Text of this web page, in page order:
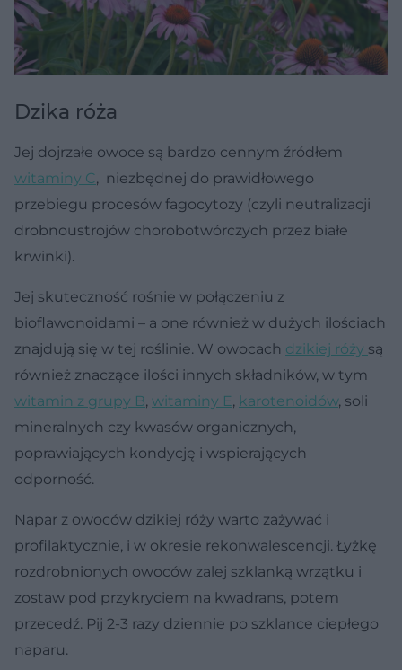
Dzika róża
Jej dojrzałe owoce są bardzo cennym źródłem
witaminy C, niezbędnej do prawidłowego
przebiegu procesów fagocytozy (czyli neutralizacji
drobnoustrojów chorobotwórczych przez białe
krwinki).
Jej skuteczność rośnie w połączeniu z
bioflawonoidami – a one również w dużych ilościach
znajdują się w tej roślinie. W owocach dzikiej róży są
również znaczące ilości innych składników, w tym
witamin z grupy B, witaminy E, karotenoidów, soli
mineralnych czy kwasów organicznych,
poprawiających kondycję i wspierających
odporność.
Napar z owoców dzikiej róży warto zażywać i
profilaktycznie, i w okresie rekonwalescencji. Łyżkę
rozdrobnionych owoców zalej szklanką wrzątku i
zostaw pod przykryciem na kwadrans, potem
przecedź. Pij 2-3 razy dziennie po szklance ciepłego
naparu.